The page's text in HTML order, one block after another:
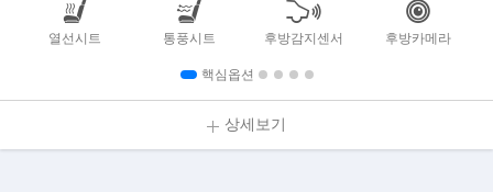
열선시트 통풍시트 후방감지센서 후방카메라
핵심옵션
상세보기